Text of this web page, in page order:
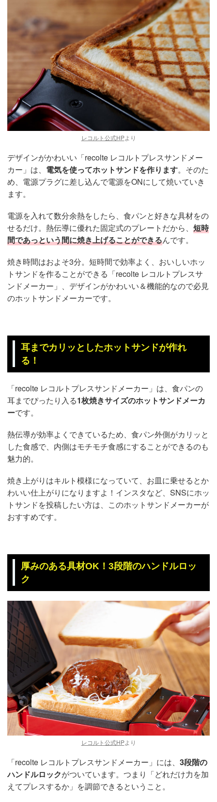
レコルト公式HPより
デザインがかわいい「recolte レコルトプレスサンドメー
カー」は、 電気を使ってホットサンドを作ります。そのた
め、電源プラグに差し込んで電源をONにして焼いていき
ます。
電源を入れて数分余熱をしたら、食パンと好きな具材をの
せるだけ。熱伝導に優れた固定式のプレートだから、 短時
間であっという間に焼き上げることができるんです。
焼き時間はおよそ3分。短時間で効率よく、おいしいホッ
トサンドを作ることができる「recolte レコルトプレスサ
ンドメーカー」、デザインがかわいい＆機能的なので必見
のホットサンドメーカーです。
耳までカリッとしたホットサンドが作れ
る！
「recolte レコルトプレスサンドメーカー」は、食パンの
耳までぴったり入る1枚焼きサイズのホットサンドメーカ
ーです。
熱伝導が効率よくできているため、食パン外側がカリッと
した食感で、内側はモチモチ食感にすることができるのも
魅力的。
焼き上がりはキルト模様になっていて、お皿に乗せるとか
わいい仕上がりになりますよ！インスタなど、SNSにホッ
トサンドを投稿したい方は、このホットサンドメーカーが
おすすめです。
厚みのある具材OK！3段階のハンドルロッ
ク
レコルト公式HPより
「recolte レコルトプレスサンドメーカー」には、 3段階の
ハンドルロックがついています。つまり「どれだけ力を加
えてプレスするか」を調節できるということ。